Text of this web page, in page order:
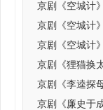
京剧《空城计
京剧《空城计
京剧《空城计
京剧《狸猫换
京剧《李逵探
京剧《廉史于